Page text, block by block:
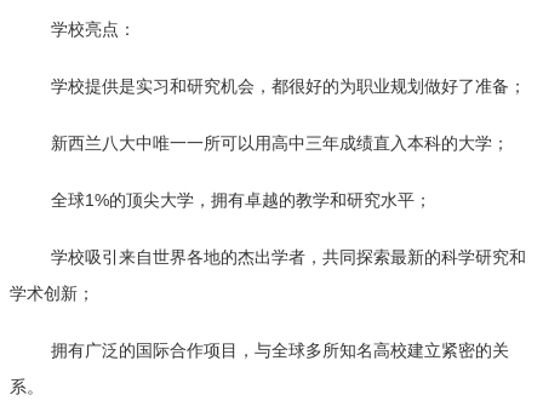
学校亮点：
学校提供是实习和研究机会，都很好的为职业规划做好了准备；
新西兰八大中唯一一所可以用高中三年成绩直入本科的大学；
全球1%的顶尖大学，拥有卓越的教学和研究水平；
学校吸引来自世界各地的杰出学者，共同探索最新的科学研究和
学术创新；
拥有广泛的国际合作项目，与全球多所知名高校建立紧密的关
系。